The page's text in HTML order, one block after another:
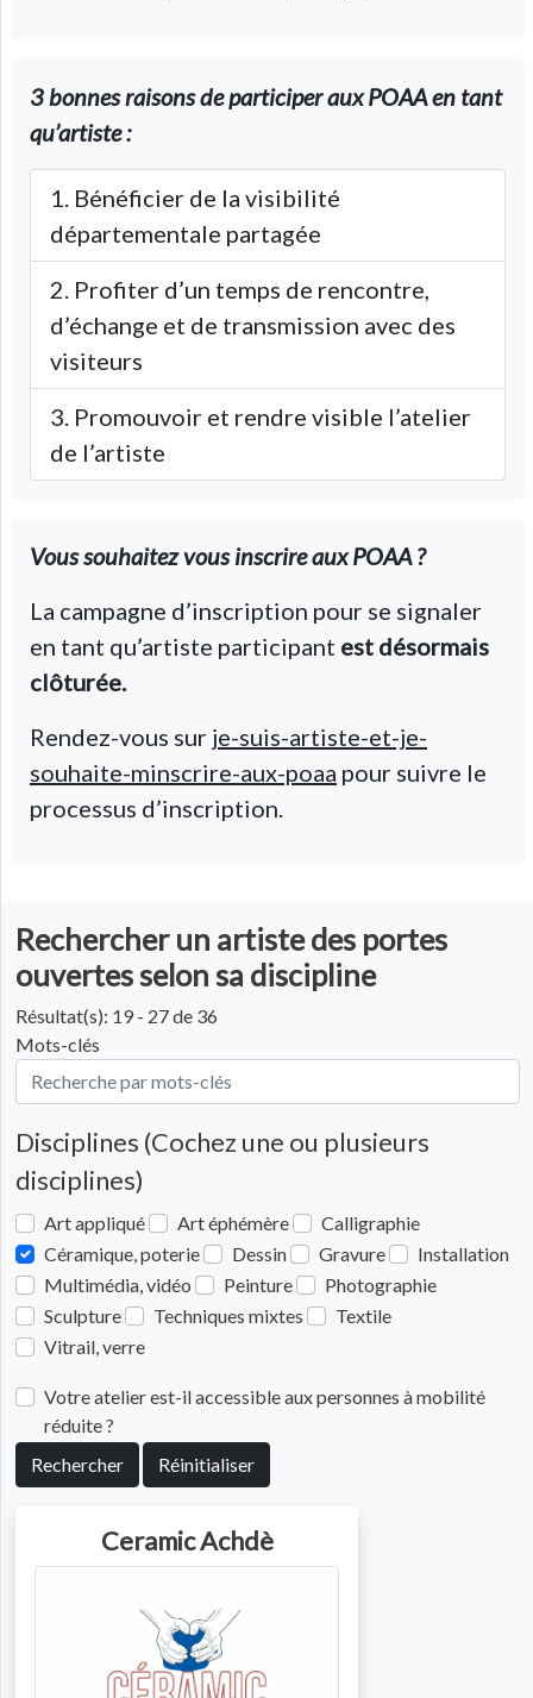
3 bonnes raisons de participer aux POAA en tant
qu’artiste :
Bénéficier de la visibilité
départementale partagée
Profiter d’un temps de rencontre,
d’échange et de transmission avec des
visiteurs
Promouvoir et rendre visible l’atelier
de l’artiste
Vous souhaitez vous inscrire aux POAA ?
La campagne d’inscription pour se signaler
en tant qu’artiste participant est désormais
clôturée.
Rendez-vous sur je-suis-artiste-et-je-
souhaite-minscrire-aux-poaa pour suivre le
processus d’inscription.
Rechercher un artiste des portes
ouvertes selon sa discipline
Résultat(s): 19 - 27 de 36
Mots-clés
Disciplines (Cochez une ou plusieurs
disciplines)
Art appliqué Art éphémère
Calligraphie
Céramique, poterie
Dessin Gravure
Installation
Multimédia, vidéo
Peinture
Photographie
Sculpture
Techniques mixtes
Textile
Vitrail, verre
Votre atelier est-il accessible aux personnes à mobilité
réduite ?
Rechercher
Réinitialiser
Ceramic Achdè